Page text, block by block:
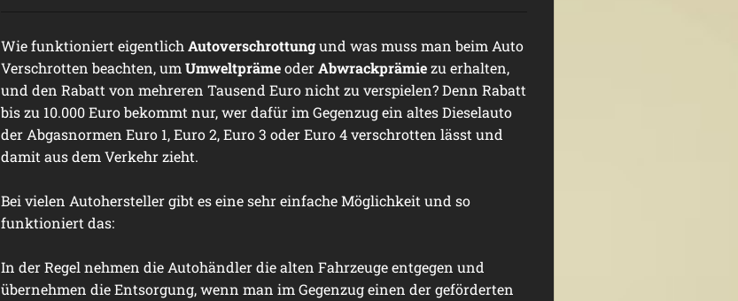
Wie funktioniert eigentlich Autoverschrottungund was muss man beim Auto
Verschrotten beachten, um UmweltprämeoderAbwrackprämiezu erhalten,
und den Rabatt von mehreren Tausend Euro nicht zu verspielen? Denn Rabatt
bis zu 10.000 Euro bekommt nur, wer dafür im Gegenzug ein altes Dieselauto
der Abgasnormen Euro 1, Euro 2, Euro 3 oder Euro 4 verschrotten lässt und
damit aus dem Verkehr zieht.
Bei vielen Autohersteller gibt es eine sehr einfache Möglichkeit und so
funktioniert das:
In der Regel nehmen die Autohändler die alten Fahrzeuge entgegen und
übernehmen die Entsorgung, wenn man im Gegenzug einen der geförderten